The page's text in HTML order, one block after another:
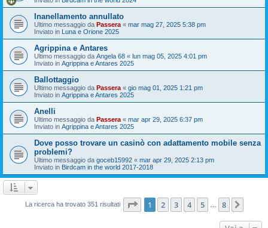
Inanellamento annullato
Ultimo messaggio da Passera « mar mag 27, 2025 5:38 pm
Inviato in Luna e Orione 2025
Agrippina e Antares
Ultimo messaggio da Angela 68 « lun mag 05, 2025 4:01 pm
Inviato in Agrippina e Antares 2025
Ballottaggio
Ultimo messaggio da Passera « gio mag 01, 2025 1:21 pm
Inviato in Agrippina e Antares 2025
Anelli
Ultimo messaggio da Passera « mar apr 29, 2025 6:37 pm
Inviato in Agrippina e Antares 2025
Dove posso trovare un casinò con adattamento mobile senza
problemi?
Ultimo messaggio da goceb15992 « mar apr 29, 2025 2:13 pm
Inviato in Birdcam in the world 2017-2018
La ricerca ha trovato 351 risultati Pagina di
1 2 3 4 5 8